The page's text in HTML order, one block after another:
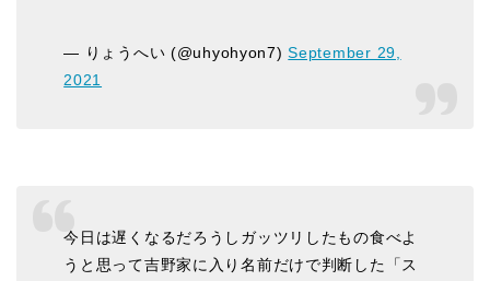
— りょうへい (@uhyohyon7)September 29,
2021
今日は遅くなるだろうしガッツリしたもの食べよ
うと思って吉野家に入り名前だけで判断した「ス